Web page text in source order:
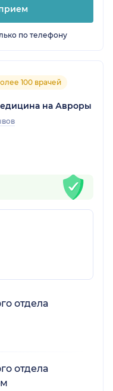
по телефону
100 врачей
на Авроры
отдела
отдела